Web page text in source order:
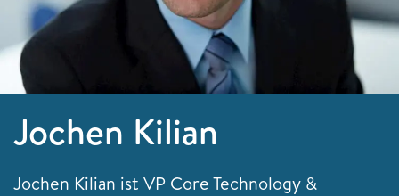
Jochen Kilian
Jochen Kilian ist VP Core Technology &